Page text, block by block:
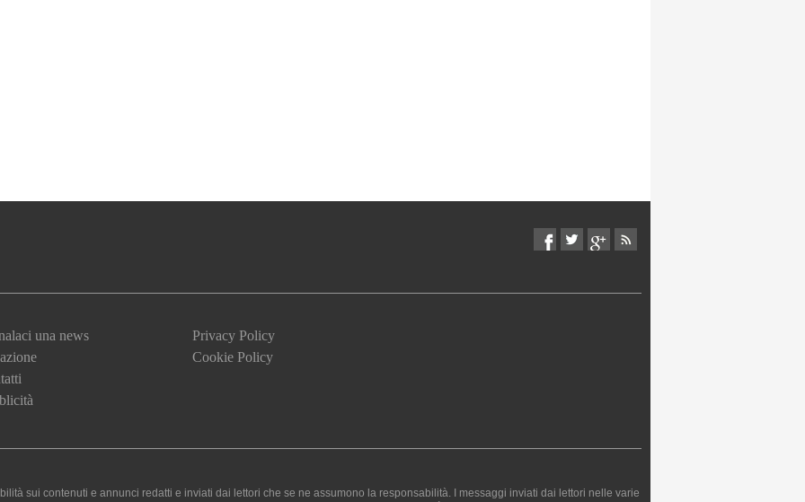
una news
Privacy Policy
Cookie Policy
sui contenuti e annunci redatti e inviati dai lettori che se ne assumono la responsabilità. I messaggi inviati dai lettori nelle varie